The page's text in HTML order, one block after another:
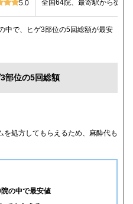
5.0 全国64院、最寄駅から徒歩
中で、ヒゲ3部位の5回総額が最安
部位の5回総額
12,000円
14,000円
16,800円(6回)
を処方してもらえるため、麻酔代も
の中で最安値